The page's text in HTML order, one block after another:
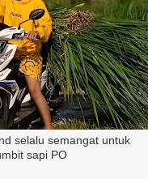
selalu semangat untuk
sapi PO